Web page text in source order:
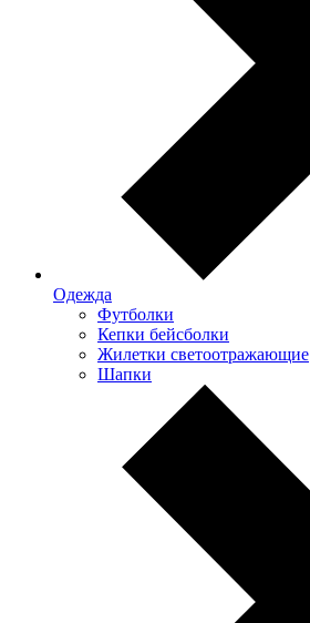
Одежда
Футболки
Кепки бейсболки
Жилетки светоотражающие
Шапки